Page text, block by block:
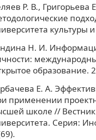
Р. В.,
культуры
Н. И.
образование.
Е. А.
применении
школе // Вестник
Серия: